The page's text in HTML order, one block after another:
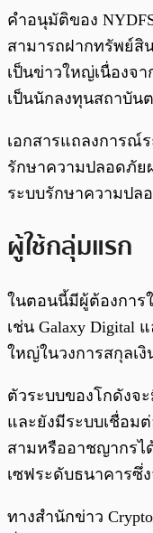
คำอนุมัติของ
สามารถฝากทรัพย์สิ
เป็นข่าวใหญ่เนื่องจ
เป็นนักลงทุนสถาบัน
เอกสารแถลงการณ์
รักษาความปลอดภัย
ระบบรักษาความปล
ผู้ใช้กลุ่มแรก
ในตอนนี้มีผู้ต้องการ
เช่น Galaxy Digital
ใหญ่ในวงการสกุลเ
ตัวระบบของโกดังจ
และยังมีระบบเชื่อม
สามหรืออาชญากรไ
เซฟระดับธนาคารซึ่
ทางสำนักข่าว